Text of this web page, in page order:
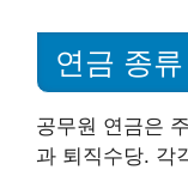
연금 종류
공무원 연금은
과 퇴직수당. 각